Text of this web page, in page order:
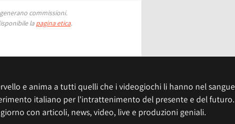
commissioni.
la pagina etica.
e anima a tutti quelli che i videogiochi li hanno nel
italiano per l'intrattenimento del presente e del futuro.
con articoli, news, video, live e produzioni geniali.